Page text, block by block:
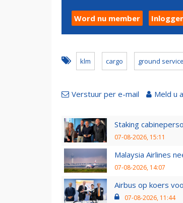
Word nu member
klm cargo ground
Verstuur per e-mail Meld u
Staking
07-08-2026, 15:11
Malaysia Airlines
07-08-2026, 14:07
Airbus op koers
07-08-2026, 11:44